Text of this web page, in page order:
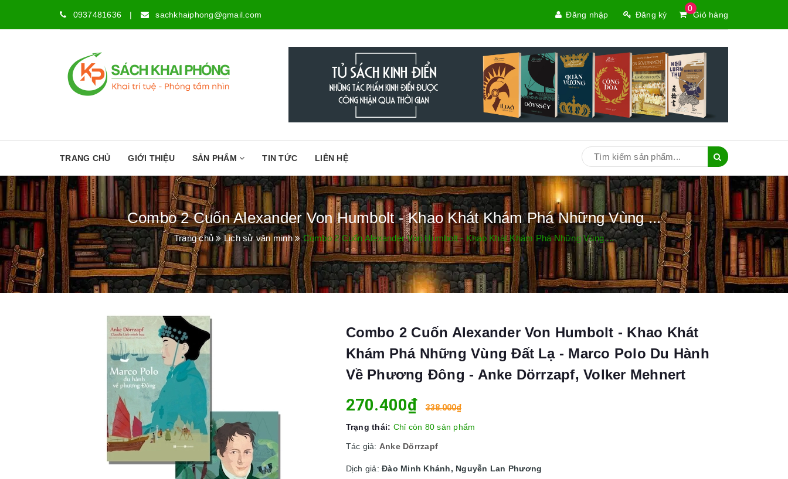
0937481636 | sachkhaiphong@gmail.com
0
Giỏ hàng
Đăng nhập Đăng ký
TRANG CHỦ GIỚI THIỆU SẢN PHẨM TIN TỨC LIÊN HỆ
Combo 2 Cuốn Alexander Von Humbolt - Khao Khát Khám Phá Những Vùng ...
Trang chủ Lịch sử văn minh Combo 2 Cuốn Alexander Von Humbolt - Khao Khát Khám Phá Những Vùng ...
Combo 2 Cuốn Alexander Von Humbolt - Khao Khát
Khám Phá Những Vùng Đất Lạ - Marco Polo Du Hành
Về Phương Đông - Anke Dörrzapf, Volker Mehnert
270.400₫ 338.000₫
Trạng thái: Chỉ còn 80 sản phẩm
Tác giả: Anke Dörrzapf
Dịch giả: Đào Minh Khánh, Nguyễn Lan Phương